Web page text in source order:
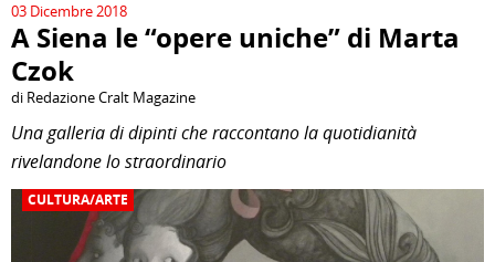
03 Dicembre 2018
A Siena le “opere uniche” di Marta
Czok
di Redazione Cralt Magazine
Una galleria di dipinti che raccontano la quotidianità
rivelandone lo straordinario
CULTURA/ARTE